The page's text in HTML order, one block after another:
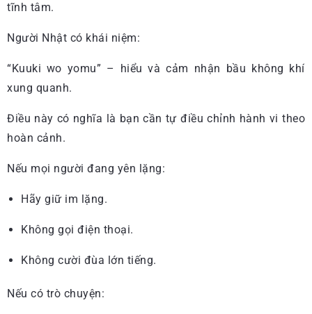
tĩnh tâm.
Người Nhật có khái niệm:
“Kuuki wo yomu” – hiểu và cảm nhận bầu không khí
xung quanh.
Điều này có nghĩa là bạn cần tự điều chỉnh hành vi theo
hoàn cảnh.
Nếu mọi người đang yên lặng:
Hãy giữ im lặng.
Không gọi điện thoại.
Không cười đùa lớn tiếng.
Nếu có trò chuyện: